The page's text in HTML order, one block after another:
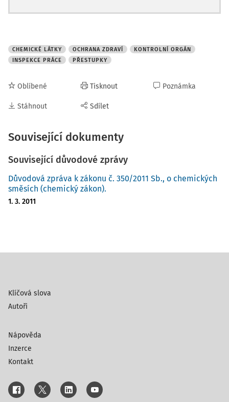
CHEMICKÉ LÁTKY OCHRANA ZDRAVÍ
KONTROLNÍ ORGÁN
INSPEKCE PRÁCE
PŘESTUPKY
Oblíbené
Stáhnout
Tisknout
Sdílet
Poznámka
Související dokumenty
Související důvodové zprávy
Důvodová zpráva k zákonu č. 350/2011 Sb., o chemických
směsích (chemický zákon).
1. 3. 2011
Klíčová slova
Autoři
Nápověda
Inzerce
Kontakt